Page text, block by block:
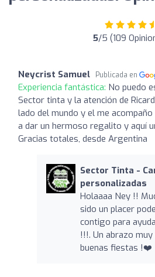
5/5 (109
Neycrist Samuel Publicada en
Experiencia fantástica: No puedo
Sector tinta y la atención de
lado del mundo y el me
a dar un hermoso regalito y aquí
Gracias totales, desde Argentina
Sector Tinta -
personalizadas
Holaaaa Ney !!
sido un placer
contigo para
!!!. Un abrazo
buenas fiestas !❤️